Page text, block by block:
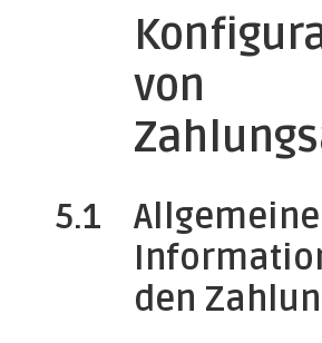
von
5.1
Allgemeine
den